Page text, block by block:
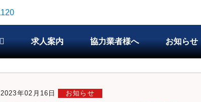
求人案内 協力業者様へ お知らせ
2023年02月16日 お知らせ